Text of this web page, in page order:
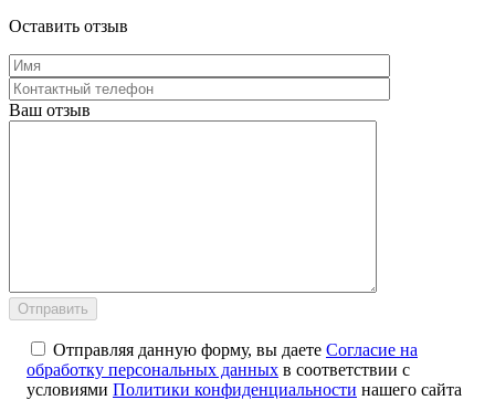
Оставить отзыв
Ваш отзыв
Отправляя данную форму, вы даете Согласие на
обработку персональных данных в соответствии с
условиями Политики конфиденциальности нашего сайта